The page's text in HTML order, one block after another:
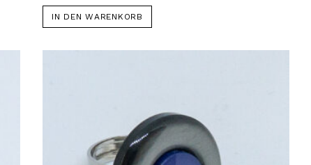
IN DEN WARENKORB